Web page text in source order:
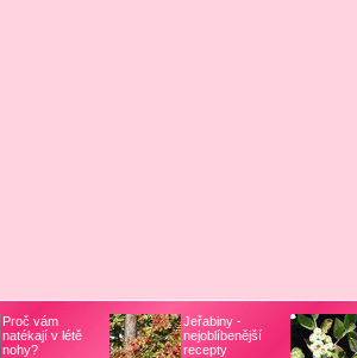
Proč vám
natékají v létě
nohy?
Jeřabiny -
nejoblíbenější
recepty